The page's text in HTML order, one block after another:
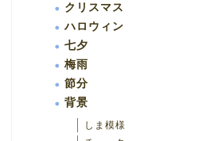
クリスマス
ハロウィン
七夕
梅雨
節分
背景
しま模様